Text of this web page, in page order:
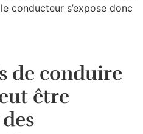
conducteur s’expose donc
de conduire
être